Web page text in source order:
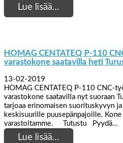
Lue lisää…
HOMAG CENTATEQ P-110
varastokone saatavilla heti
13-02-2019
HOMAG CENTATEQ P-110 CNC-
varastokone saatavilla nyt suoraan
tarjoaa erinomaisen suorituskyvyn
keskisuurille puusepänpajoille. Kone
varastoltamme. Tutustu Pyydä…
Lue lisää…